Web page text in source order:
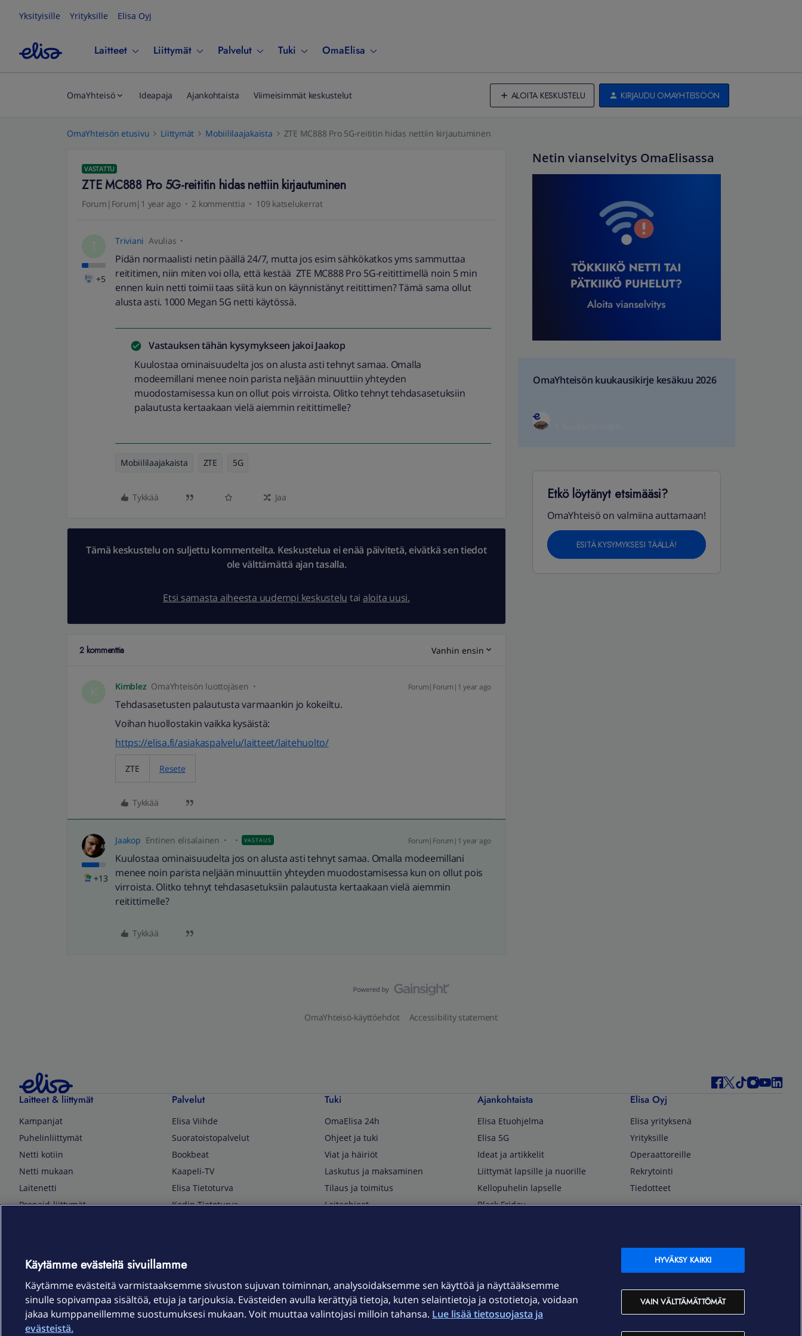
Yksityisille Yrityksille Elisa Oyj
Laitteet Liittymät Palvelut Tuki OmaElisa
OmaYhteisö Ideapaja Ajankohtaista Viimeisimmät keskustelut ALOITA KESKUSTELU KIRJAUDU OMAYHTEISÖÖN
OmaYhteisön etusivu Liittymät Mobiililaajakaista ZTE MC888 Pro 5G-reititin hidas nettiin kirjautuminen
VASTATTU
ZTE MC888 Pro 5G-reititin hidas nettiin kirjautuminen
Forum|Forum|1 year ago 2 kommenttia 109 katselukerrat
+5
Triviani Avulias
Pidän normaalisti netin päällä 24/7, mutta jos esim sähkökatkos yms sammuttaa
reititimen, niin miten voi olla, että kestää ZTE MC888 Pro 5G-reitittimellä noin 5 min
ennen kuin netti toimii taas siitä kun on käynnistänyt reitittimen? Tämä sama ollut
alusta asti. 1000 Megan 5G netti käytössä.
Vastauksen tähän kysymykseen jakoi Jaakop
Kuulostaa ominaisuudelta jos on alusta asti tehnyt samaa. Omalla
modeemillani menee noin parista neljään minuuttiin yhteyden
muodostamisessa kun on ollut pois virroista. Olitko tehnyt tehdasasetuksiin
palautusta kertaakaan vielä aiemmin reitittimelle?
Mobiililaajakaista ZTE 5G
Tykkää Jaa
Tämä keskustelu on suljettu kommenteilta. Keskustelua ei enää päivitetä, eivätkä sen tiedot
ole välttämättä ajan tasalla.
Etsi samasta aiheesta uudempi keskustelu tai aloita uusi.
2 kommenttia Vanhin ensin
Kimblez OmaYhteisön luottojäsen Forum|Forum|1 year ago
Tehdasasetusten palautusta varmaankin jo kokeiltu.
Voihan huollostakin vaikka kysäistä:
https://elisa.fi/asiakaspalvelu/laitteet/laitehuolto/
ZTE Resete
Tykkää
+13
Jaakop Entinen elisalainen VASTAUS Forum|Forum|1 year ago
Kuulostaa ominaisuudelta jos on alusta asti tehnyt samaa. Omalla modeemillani
menee noin parista neljään minuuttiin yhteyden muodostamisessa kun on ollut pois
virroista. Olitko tehnyt tehdasasetuksiin palautusta kertaakaan vielä aiemmin
reitittimelle?
Tykkää
Netin vianselvitys OmaElisassa
OmaYhteisön kuukausikirje kesäkuu 2026
Etkö löytänyt etsimääsi?
OmaYhteisö on valmiina auttamaan!
ESITÄ KYSYMYKSESI TÄÄLLÄ!
OmaYhteisö-käyttöehdot Accessibility statement
Laitteet & liittymät
Kampanjat
Puhelinliittymät
Netti kotiin
Netti mukaan
Laitenetti
Prepaid-liittymät
TV & audio
Kodinkoneet
Kamerat ja dronet
Kellot ja rannekkeet
Palvelut
Elisa Viihde
Suoratoistopalvelut
Bookbeat
Kaapeli-TV
Elisa Tietoturva
Kodin Tietoturva
Elisa Kotiverkko
Elisa Pilvilinna
Elisa Laiteturva
Elisa Rinnakkaisliittymät
Tuki
OmaElisa 24h
Ohjeet ja tuki
Viat ja häiriöt
Laskutus ja maksaminen
Tilaus ja toimitus
Laiteohjeet
Kuuluvuuskartta
Asiakastiedotteet
OmaElisa-sovellus
Ajankohtaista
Elisa Etuohjelma
Elisa 5G
Ideat ja artikkelit
Liittymät lapsille ja nuorille
Kellopuhelin lapselle
Black Friday
Elisa Oyj
Elisa yrityksenä
Yrityksille
Operaattoreille
Rekrytointi
Tiedotteet
OmaElisa Self Service
Moving to Finland
Elisa Corporation
Käytämme evästeitä sivuillamme
Käytämme evästeitä varmistaaksemme sivuston sujuvan toiminnan, analysoidaksemme sen käyttöä ja näyttääksemme
sinulle sopivampaa sisältöä, etuja ja tarjouksia. Evästeiden avulla kerättyjä tietoja, kuten selaintietoja ja ostotietoja, voidaan
jakaa kumppaneillemme suostumuksesi mukaan. Voit muuttaa valintojasi milloin tahansa. Lue lisää tietosuojasta ja
evästeistä.
VAIN VÄLTTÄMÄTTÖMÄT
HYVÄKSY KAIKKI